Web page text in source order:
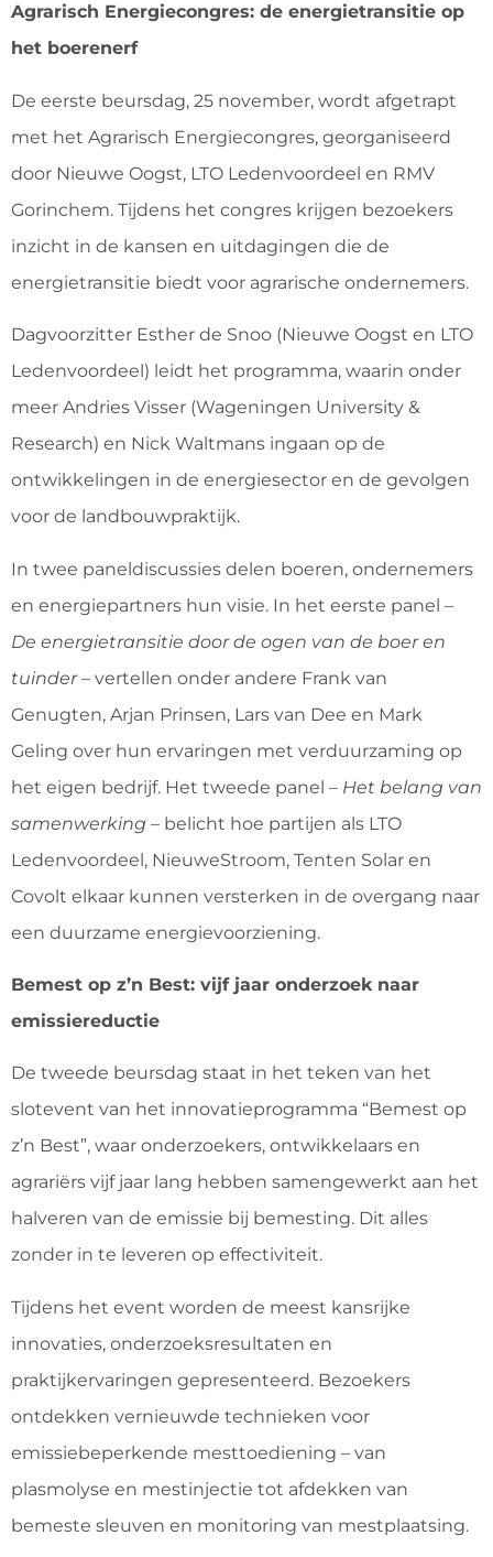
Agrarisch Energiecongres: de energietransitie op
het boerenerf
De eerste beursdag, 25 november, wordt afgetrapt
met het Agrarisch Energiecongres, georganiseerd
door Nieuwe Oogst, LTO Ledenvoordeel en RMV
Gorinchem. Tijdens het congres krijgen bezoekers
inzicht in de kansen en uitdagingen die de
energietransitie biedt voor agrarische ondernemers.
Dagvoorzitter Esther de Snoo (Nieuwe Oogst en LTO
Ledenvoordeel) leidt het programma, waarin onder
meer Andries Visser (Wageningen University &
Research) en Nick Waltmans ingaan op de
ontwikkelingen in de energiesector en de gevolgen
voor de landbouwpraktijk.
In twee paneldiscussies delen boeren, ondernemers
en energiepartners hun visie. In het eerste panel –
De energietransitie door de ogen van de boer en
tuinder– vertellen onder andere Frank van
Genugten, Arjan Prinsen, Lars van Dee en Mark
Geling over hun ervaringen met verduurzaming op
het eigen bedrijf. Het tweede panel – Het belang van
samenwerking – belicht hoe partijen als LTO
Ledenvoordeel, NieuweStroom, Tenten Solar en
Covolt elkaar kunnen versterken in de overgang naar
een duurzame energievoorziening.
Bemest op z’n Best: vijf jaar onderzoek naar
emissiereductie
De tweede beursdag staat in het teken van het
slotevent van het innovatieprogramma “Bemest op
z’n Best”, waar onderzoekers, ontwikkelaars en
agrariërs vijf jaar lang hebben samengewerkt aan het
halveren van de emissie bij bemesting. Dit alles
zonder in te leveren op effectiviteit.
Tijdens het event worden de meest kansrijke
innovaties, onderzoeksresultaten en
praktijkervaringen gepresenteerd. Bezoekers
ontdekken vernieuwde technieken voor
emissiebeperkende mesttoediening – van
plasmolyse en mestinjectie tot afdekken van
bemeste sleuven en monitoring van mestplaatsing.